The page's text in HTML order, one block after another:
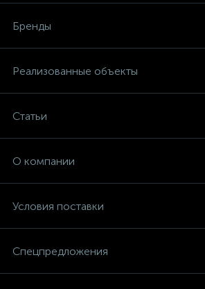
Бренды
Реализованные объекты
Статьи
О компании
Условия поставки
Спецпредложения